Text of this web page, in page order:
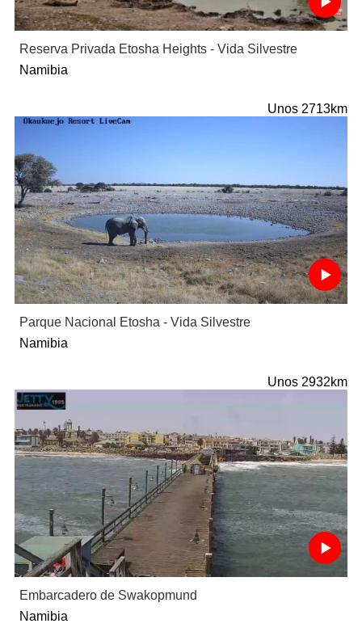
Reserva Privada Etosha Heights - Vida Silvestre
Namibia
Unos 2713km
Parque Nacional Etosha - Vida Silvestre
Namibia
Unos 2932km
Embarcadero de Swakopmund
Namibia